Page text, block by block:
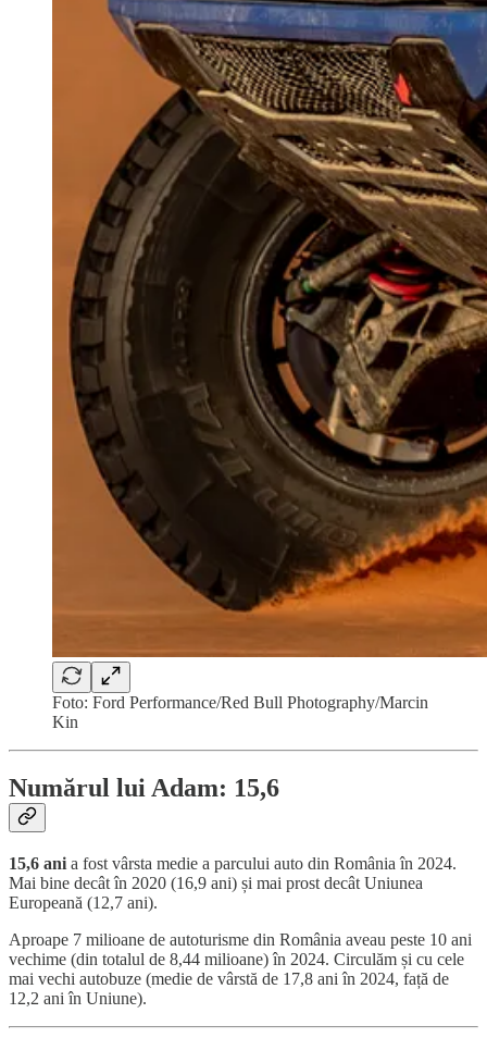
Foto: Ford Performance/Red Bull Photography/Marcin
Kin
Numărul lui Adam: 15,6
15,6 ani a fost vârsta medie a parcului auto din România în 2024.
Mai bine decât în 2020 (16,9 ani) și mai prost decât Uniunea
Europeană (12,7 ani).
Aproape 7 milioane de autoturisme din România aveau peste 10 ani
vechime (din totalul de 8,44 milioane) în 2024. Circulăm și cu cele
mai vechi autobuze (medie de vârstă de 17,8 ani în 2024, față de
12,2 ani în Uniune).